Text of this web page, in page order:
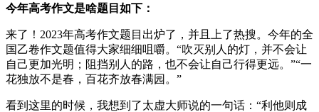
今年高考作文是啥题目如下：
来了！2023年高考作文题目出炉了，并且上了热搜。今年的全
国乙卷作文题值得大家细细咀嚼。“吹灭别人的灯，并不会让
自己更加光明；阻挡别人的路，也不会让自己行得更远。”“一
花独放不是春，百花齐放春满园。”
看到这里的时候，我想到了太虚大师说的一句话：“利他则成